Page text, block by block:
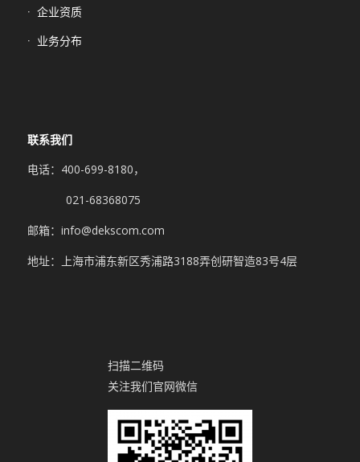
企业资质
业务分布
联系我们
电话：400-699-8180，
021-68368075
邮箱：info@dekscom.com
地址：上海市浦东新区秀浦路3188弄创研智造83号4层
扫描二维码
关注我们官网微信